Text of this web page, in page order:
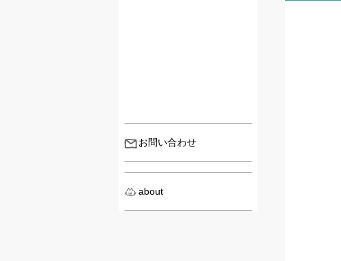
お問い合わせ
about